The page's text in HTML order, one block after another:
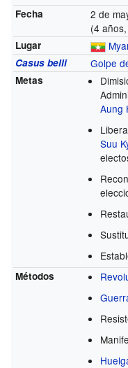
Fecha
2 de
(4
Lugar
Casus belli Golpe
Metas
Aung
Suu
Métodos